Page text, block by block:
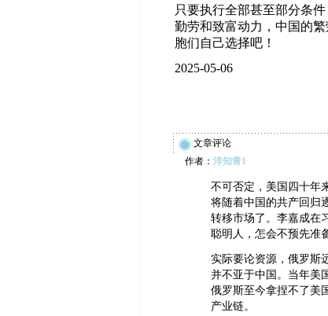
只要执行全部甚至部分条
勤劳和致富动力，中国的
胞们自己选择吧！
2025-05-06
文章评论
作者： 洋知青1
不可否定，美国四十年
将随着中国的共产回归
转移市场了。李嘉成在
聪明人，怎会不预先准
实际要论资源，俄罗斯
并不亚于中国。当年美
俄罗斯至今拿捏不了美
产业链。